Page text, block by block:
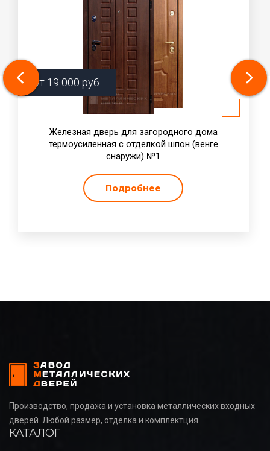
от 19 000 руб.
Железная дверь для загородного дома
термоусиленная с отделкой шпон (венге
снаружи) №1
Подробнее
Производство, продажа и установка металлических входных
дверей. Любой размер, отделка и комплектция.
КАТАЛОГ